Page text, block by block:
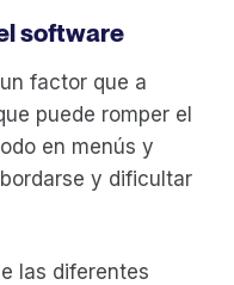
software
factor que a
puede romper el
en menús y
y dificultar
las diferentes